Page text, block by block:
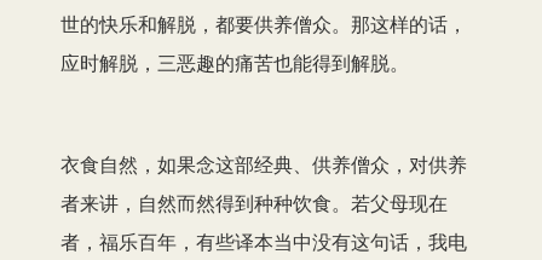
世的快乐和解脱，都要供养僧众。那这样的话，
应时解脱，三恶趣的痛苦也能得到解脱。
衣食自然，如果念这部经典、供养僧众，对供养
者来讲，自然而然得到种种饮食。若父母现在
者，福乐百年，有些译本当中没有这句话，我电